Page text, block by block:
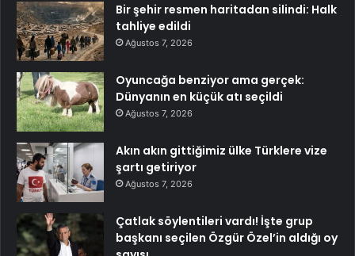
Bir şehir resmen haritadan silindi: Halk
tahliye edildi
Ağustos 7, 2026
Oyuncağa benziyor ama gerçek:
Dünyanın en küçük atı seçildi
Ağustos 7, 2026
Akın akın gittiğimiz ülke Türklere vize
şartı getiriyor
Ağustos 7, 2026
Çatlak söylentileri vardı! İşte grup
başkanı seçilen Özgür Özel’in aldığı oy